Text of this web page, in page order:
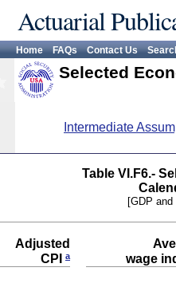
Actuarial
Home FAQs Contact Us
Selected
Intermediate
Table VI.F6.-
[GDP
Adjusted
CPI
a
wage